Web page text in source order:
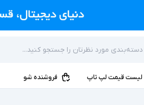
لیست قیمت لپ تاپ فروشنده شو